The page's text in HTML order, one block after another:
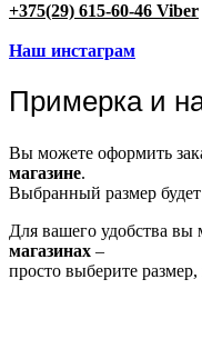
+375(29) 615-60-46 Viber
Наш инстаграм
Примерка и
Вы можете оформить
магазине.
Выбранный размер будет
Для вашего удобства вы
магазинах –
просто выберите